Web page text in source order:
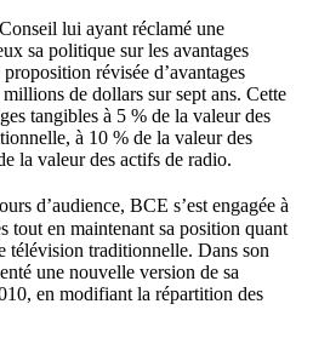
lui ayant réclamé une
sa politique sur les avantages
révisée d’avantages
de dollars sur sept ans. Cette
tangibles à 5 % de la valeur des
à 10 % de la valeur des
la valeur des actifs de radio.
d’audience, BCE s’est engagée à
tout en maintenant sa position quant
télévision traditionnelle. Dans son
une nouvelle version de sa
en modifiant la répartition des